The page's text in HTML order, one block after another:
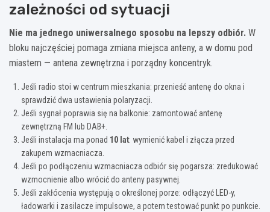
zależności od sytuacji
Nie ma jednego uniwersalnego sposobu na lepszy odbiór. W
bloku najczęściej pomaga zmiana miejsca anteny, a w domu pod
miastem — antena zewnętrzna i porządny koncentryk.
Jeśli radio stoi w centrum mieszkania: przenieść antenę do okna i
sprawdzić dwa ustawienia polaryzacji.
Jeśli sygnał poprawia się na balkonie: zamontować antenę
zewnętrzną FM lub DAB+.
Jeśli instalacja ma ponad 10 lat: wymienić kabel i złącza przed
zakupem wzmacniacza.
Jeśli po podłączeniu wzmacniacza odbiór się pogarsza: zredukować
wzmocnienie albo wrócić do anteny pasywnej.
Jeśli zakłócenia występują o określonej porze: odłączyć LED-y,
ładowarki i zasilacze impulsowe, a potem testować punkt po punkcie.